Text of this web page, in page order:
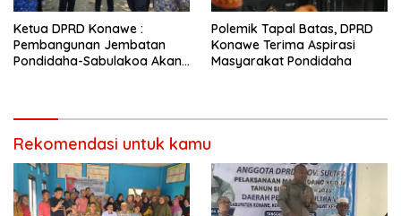
Ketua DPRD Konawe :
Pembangunan Jembatan
Pondidaha-Sabulakoa Akan
Polemik Tapal Batas, DPRD
Konawe Terima Aspirasi
Masyarakat Pondidaha
Rekomendasi untuk kamu